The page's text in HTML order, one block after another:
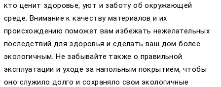
кто ценит здоровье, уют и заботу об окружающей
среде. Внимание к качеству материалов и их
происхождению поможет вам избежать нежелательных
последствий для здоровья и сделать ваш дом более
экологичным. Не забывайте также о правильной
эксплуатации и уходе за напольным покрытием, чтобы
оно служило долго и сохраняло свои экологичные